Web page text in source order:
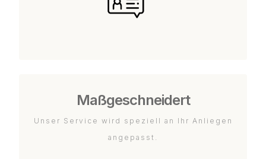
Maßgeschneidert
Unser Service wird speziell an Ihr Anliegen
angepasst.